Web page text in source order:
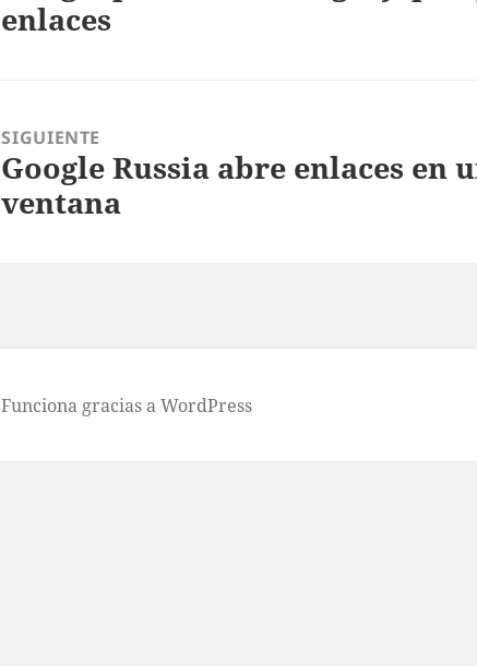
anterior:
enlaces
SIGUIENTE
Entrada
siguiente:
Google Russia abre enlaces en
ventana
Funciona gracias a WordPress